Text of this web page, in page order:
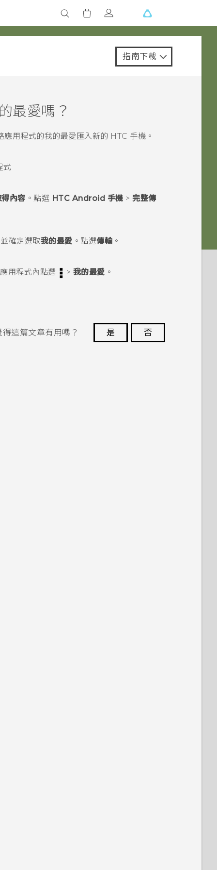
指南下載
最愛嗎？
應用程式的我的最愛匯入新的 HTC 手機。
式
內容 。點選 HTC Android 手機 >完整傳
確定選取我的最愛 。點選傳輸。
應用程式內點選 > 我的最愛 。
得這篇文章有用嗎？ 是
否